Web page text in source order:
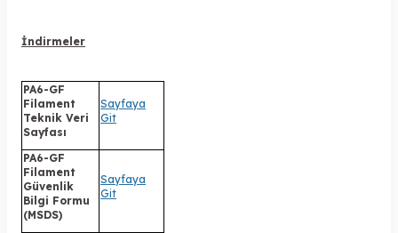
İndirmeler
PA6-GF
Filament
Teknik Veri
Sayfası
Sayfaya
Git
PA6-GF
Filament
Güvenlik
Bilgi Formu
(MSDS)
Sayfaya
Git